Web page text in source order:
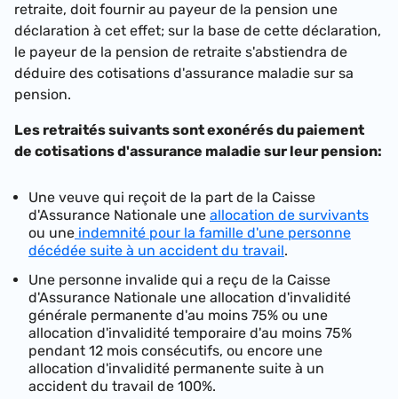
retraite, doit fournir au payeur de la pension une
déclaration à cet effet; sur la base de cette déclaration,
le payeur de la pension de retraite s'abstiendra de
déduire des cotisations d'assurance maladie sur sa
pension.
Les retraités suivants sont exonérés du paiement
de cotisations d'assurance maladie sur leur pension:
Une veuve qui reçoit de la part de la Caisse
d'Assurance Nationale une allocation de survivants
ou une indemnité pour la famille d'une personne
décédée suite à un accident du travail.
Une personne invalide qui a reçu de la Caisse
d'Assurance Nationale une allocation d'invalidité
générale permanente d'au moins 75% ou une
allocation d'invalidité temporaire d'au moins 75%
pendant 12 mois consécutifs, ou encore une
allocation d'invalidité permanente suite à un
accident du travail de 100%.